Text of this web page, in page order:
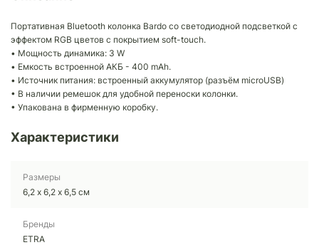
Портативная Bluetooth колонка Bardo со светодиодной подсветкой с
эффектом RGB цветов с покрытием soft-touch.
• Мощность динамика: 3 W
• Емкость встроенной АКБ - 400 mAh.
• Источник питания: встроенный аккумулятор (разъём microUSB)
• В наличии ремешок для удобной переноски колонки.
• Упакована в фирменную коробку.
Характеристики
Размеры
6,2 х 6,2 х 6,5 см
Бренды
ETRA